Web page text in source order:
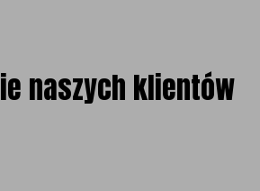
naszych klientów